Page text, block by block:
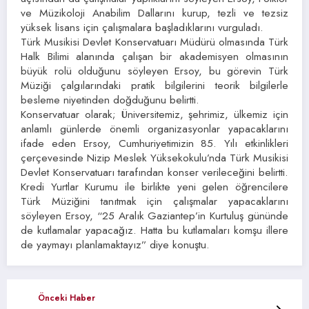
ve Müzikoloji Anabilim Dallarını kurup, tezli ve tezsiz
yüksek lisans için çalışmalara başladıklarını vurguladı.
Türk Musikisi Devlet Konservatuarı Müdürü olmasında Türk
Halk Bilimi alanında çalışan bir akademisyen olmasının
büyük rolü olduğunu söyleyen Ersoy, bu görevin Türk
Müziği çalgılarındaki pratik bilgilerini teorik bilgilerle
besleme niyetinden doğduğunu belirtti.
Konservatuar olarak; Üniversitemiz, şehrimiz, ülkemiz için
anlamlı günlerde önemli organizasyonlar yapacaklarını
ifade eden Ersoy, Cumhuriyetimizin 85. Yılı etkinlikleri
çerçevesinde Nizip Meslek Yüksekokulu’nda Türk Musikisi
Devlet Konservatuarı tarafından konser verileceğini belirtti.
Kredi Yurtlar Kurumu ile birlikte yeni gelen öğrencilere
Türk Müziğini tanıtmak için çalışmalar yapacaklarını
söyleyen Ersoy, “25 Aralık Gaziantep’in Kurtuluş gününde
de kutlamalar yapacağız. Hatta bu kutlamaları komşu illere
de yaymayı planlamaktayız” diye konuştu.
Önceki Haber